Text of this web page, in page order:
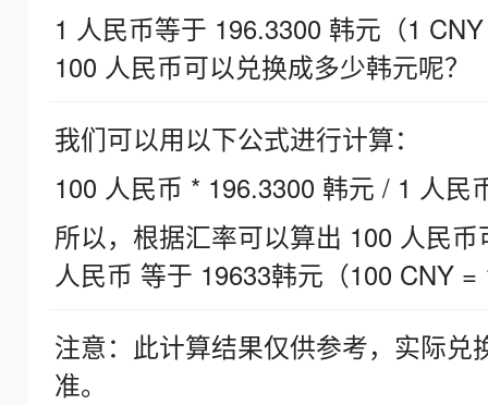
1 人民币等于 196.3300 韩元（1
100 人民币可以兑换成多少韩元呢？
我们可以用以下公式进行计算：
100 人民币 * 196.3300 韩元 / 1 人民
所以，根据汇率可以算出 100 人民
人民币 等于 19633韩元（100 CNY =
注意：此计算结果仅供参考，实际
准。